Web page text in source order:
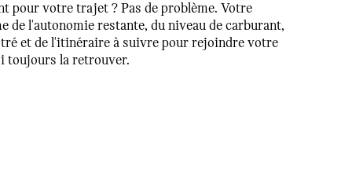
pour votre trajet ? Pas de problème. Votre
de l'autonomie restante, du niveau de carburant,
et de l'itinéraire à suivre pour rejoindre votre
toujours la retrouver.